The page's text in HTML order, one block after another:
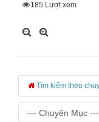
185 Lượt xem
Tìm kiếm theo